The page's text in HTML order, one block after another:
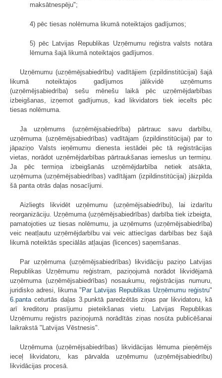
maksātnespēju";
4) pēc tiesas nolēmuma likumā noteiktajos gadījumos;
5) pēc Latvijas Republikas Uzņēmumu reģistra valsts notāra
lēmuma šajā likumā noteiktajos gadījumos.
Uzņēmumu (uzņēmējsabiedrību) vadītājiem (izpildinstitūcijai) šajā
likumā noteiktajos gadījumos jālikvidē uzņēmums
(uzņēmējsabiedrība) sešu mēnešu laikā pēc uzņēmējdarbības
izbeigšanas, izņemot gadījumus, kad likvidators tiek iecelts pēc
tiesas nolēmuma.
Ja uzņēmums (uzņēmējsabiedrība) pārtrauc savu darbību,
uzņēmuma (uzņēmējsabiedrības) vadītājam (izpildinstitūcijai) par to
jāpaziņo Valsts ieņēmumu dienesta iestādei pēc tā reģistrācijas
vietas, norādot uzņēmējdarbības pārtraukšanas iemeslus un termiņu.
Ja pēc termiņa izbeigšanās uzņēmējdarbība netiek atsākta,
uzņēmuma (uzņēmējsabiedrības) vadītājam (izpildinstitūcijai) jāizpilda
šā panta otrās daļas nosacījumi.
Aizliegts likvidēt uzņēmumu (uzņēmējsabiedrību), lai izdarītu
reorganizāciju. Uzņēmuma (uzņēmējsabiedrības) darbība tiek izbeigta,
pamatojoties uz tiesas nolēmumu, ja uzņēmums (uzņēmējsabiedrība)
veic neatļautu uzņēmējdarbību vai veic attiecīgas darbības bez šajā
likumā noteiktās speciālās atļaujas (licences) saņemšanas.
Par uzņēmuma (uzņēmējsabiedrības) likvidāciju paziņo Latvijas
Republikas Uzņēmumu reģistram, paziņojumā norādot likvidējamā
uzņēmuma (uzņēmējsabiedrības) nosaukumu, reģistrācijas numuru,
juridisko adresi, likuma "Par Latvijas Republikas Uzņēmumu reģistru"
6.panta ceturtās daļas 3.punktā paredzētās ziņas par likvidatoru, kā
arī kreditoru prasījumu pieteikšanas vietu. Latvijas Republikas
Uzņēmumu reģistrs paziņojumā norādītās ziņas nosūta publicēšanai
laikrakstā "Latvijas Vēstnesis".
Uzņēmuma (uzņēmējsabiedrības) likvidācijas lēmuma pieņēmējs
ieceļ likvidatoru, kas pārvalda uzņēmumu (uzņēmējsabiedrību)
likvidācijas procesā.